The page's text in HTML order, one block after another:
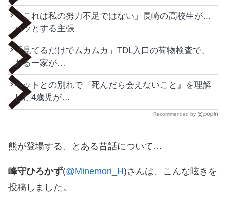
「これは私の努力不足ではない」長崎の高校生が…
ハッとする主張
「見てるだけでムカムカ」TDL入口の荷物検査で、
ある一家が…
ペットとの別れで『死んだら会えないこと』を理解
した4歳児が…
Recommended by
熊が登場する、とある昔話について…
峰守ひろかず(@Minemori_H)さんは、こんな呟きを
投稿しました。